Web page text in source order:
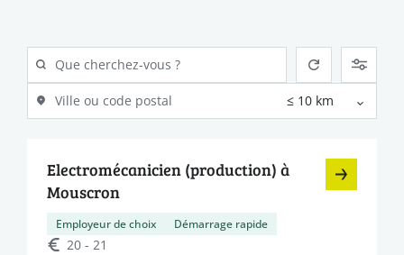
Electromécanicien (production) à
Mouscron
Employeur de choix Démarrage rapide
20 - 21